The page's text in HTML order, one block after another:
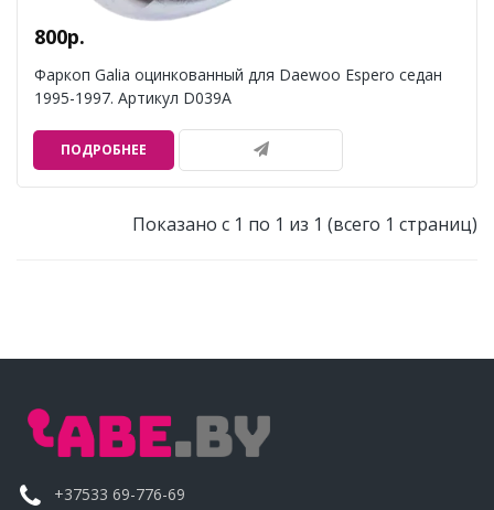
800р.
Фаркоп Galia оцинкованный для Daewoo Espero седан
1995-1997. Артикул D039A
ПОДРОБНЕЕ
Показано с 1 по 1 из 1 (всего 1 страниц)
+37533 69-776-69